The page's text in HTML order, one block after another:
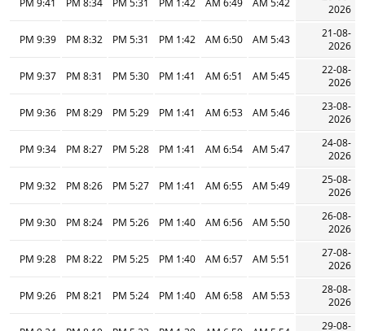
2026
5:42 AM
6:49 AM
1:42 PM
5:31 PM
8:34 PM
9:41 PM
21-08-
2026
5:43 AM
6:50 AM
1:42 PM
5:31 PM
8:32 PM
9:39 PM
22-08-
2026
5:45 AM
6:51 AM
1:41 PM
5:30 PM
8:31 PM
9:37 PM
23-08-
2026
5:46 AM
6:53 AM
1:41 PM
5:29 PM
8:29 PM
9:36 PM
24-08-
2026
5:47 AM
6:54 AM
1:41 PM
5:28 PM
8:27 PM
9:34 PM
25-08-
2026
5:49 AM
6:55 AM
1:41 PM
5:27 PM
8:26 PM
9:32 PM
26-08-
2026
5:50 AM
6:56 AM
1:40 PM
5:26 PM
8:24 PM
9:30 PM
27-08-
2026
5:51 AM
6:57 AM
1:40 PM
5:25 PM
8:22 PM
9:28 PM
28-08-
2026
5:53 AM
6:58 AM
1:40 PM
5:24 PM
8:21 PM
9:26 PM
29-08-